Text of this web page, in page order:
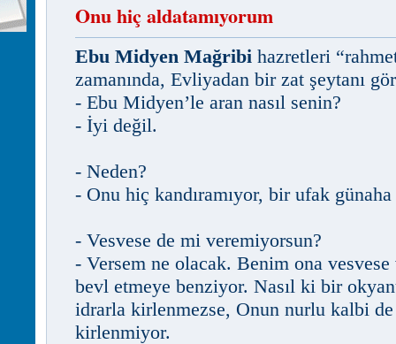
Onu hiç aldatamıyorum
Ebu Midyen Mağribi hazretleri
zamanında, Evliyadan bir zat şeytanı
- Ebu Midyen’le aran nasıl senin?
- İyi değil.
- Neden?
- Onu hiç kandıramıyor, bir ufak
- Vesvese de mi veremiyorsun?
- Versem ne olacak. Benim ona
bevl etmeye benziyor. Nasıl ki bir
idrarla kirlenmezse, Onun nurlu kalbi
kirlenmiyor.